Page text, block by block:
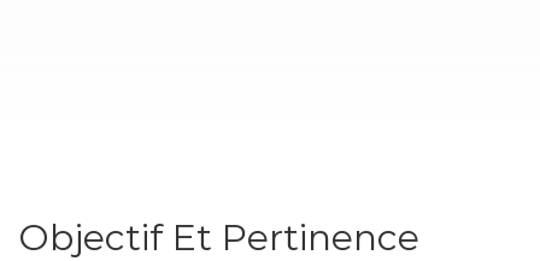
Objectif Et Pertinence